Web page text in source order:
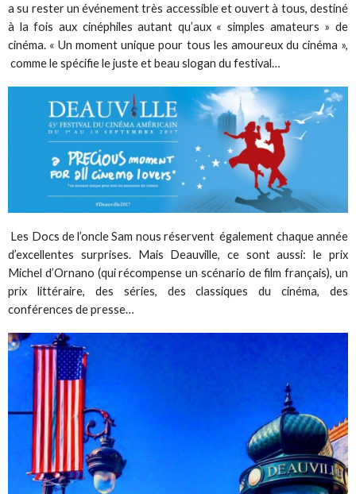
a su rester un événement très accessible et ouvert à tous, destiné
à la fois aux cinéphiles autant qu’aux « simples amateurs » de
cinéma. « Un moment unique pour tous les amoureux du cinéma »,
comme le spécifie le juste et beau slogan du festival…
Les Docs de l’oncle Sam nous réservent également chaque année
d’excellentes surprises. Mais Deauville, ce sont aussi: le prix
Michel d’Ornano (qui récompense un scénario de film français), un
prix littéraire, des séries, des classiques du cinéma, des
conférences de presse…